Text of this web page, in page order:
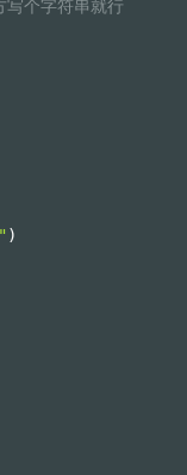
个字符串就行
)